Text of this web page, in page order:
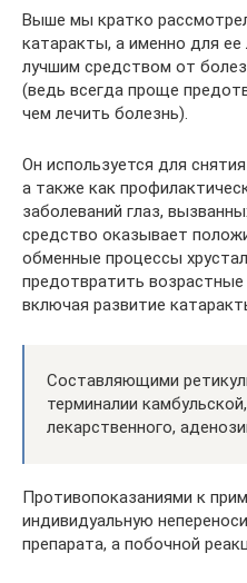
Выше мы кратко
катаракты, а именно для ее
лучшим средством от
(ведь всегда проще
чем лечить болезнь).
Он используется для
а также как
заболеваний глаз,
средство оказывает
обменные процессы
предотвратить
включая развитие
Составляющими
терминалии
лекарственного,
Противопоказаниями к
индивидуальную
препарата, а побочной